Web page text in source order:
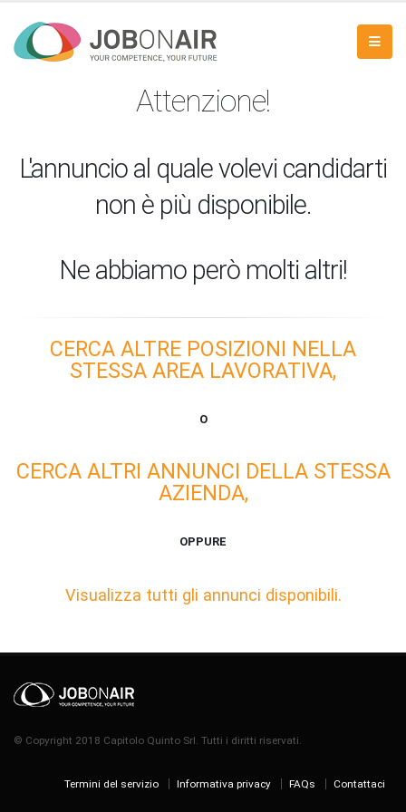
Attenzione!
L'annuncio al quale volevi candidarti
non è più disponibile.
Ne abbiamo però molti altri!
CERCA ALTRE POSIZIONI NELLA
STESSA AREA LAVORATIVA,
O
CERCA ALTRI ANNUNCI DELLA STESSA
AZIENDA,
OPPURE
Visualizza tutti gli annunci disponibili.
© Copyright 2018 Capitolo Quinto Srl. Tutti i diritti riservati.
Termini del servizio Informativa privacy FAQs Contattaci